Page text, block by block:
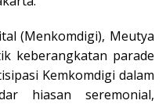
(Menkomdigi), Meutya
keberangkatan parade
Kemkomdigi dalam
hiasan seremonial,